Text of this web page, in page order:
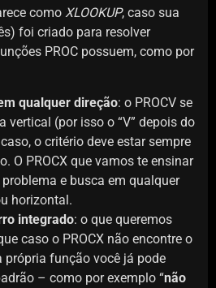
como XLOOKUP, caso sua
foi criado para resolver
PROC possuem, como por
qualquer direção: o PROCV se
vertical (por isso o “V” depois do
o critério deve estar sempre
O PROCX que vamos te ensinar
e busca em qualquer
horizontal.
integrado: o que queremos
caso o PROCX não encontre o
própria função você já pode
– como por exemplo “não